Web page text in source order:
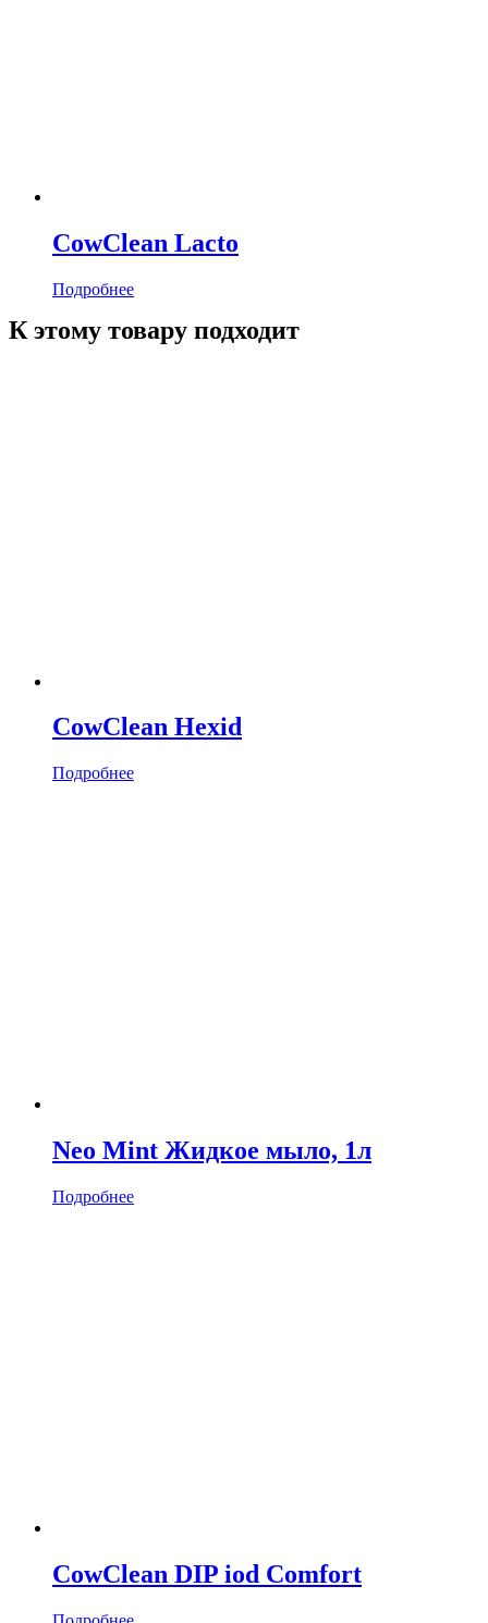
CowClean Lacto
Подробнее
К этому товару подходит
CowClean Hexid
Подробнее
Neo Mint Жидкое мыло, 1л
Подробнее
CowClean DIP iod Comfort